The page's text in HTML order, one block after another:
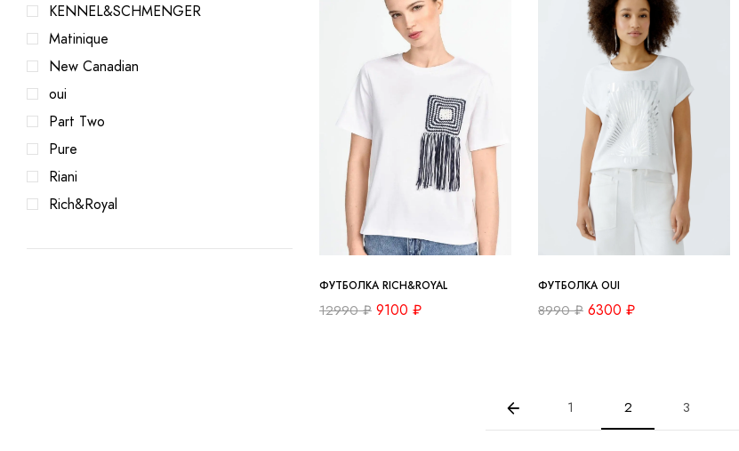
KENNEL&SCHMENGER
Matinique
New Canadian
oui
Part Two
Pure
Riani
Rich&Royal
ФУТБОЛКА RICH&ROYAL
12990₽ 9100 ₽
ФУТБОЛКА OUI
8990₽ 6300 ₽
1 2 3